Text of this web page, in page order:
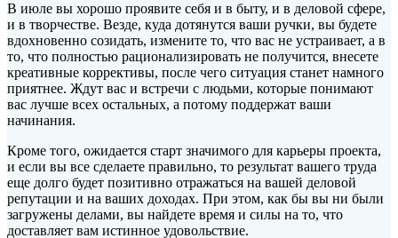
В июле вы хорошо проявите себя и в быту, и в деловой сфере,
и в творчестве. Везде, куда дотянутся ваши ручки, вы будете
вдохновенно созидать, измените то, что вас не устраивает, а в
то, что полностью рационализировать не получится, внесете
креативные коррективы, после чего ситуация станет намного
приятнее. Ждут вас и встречи с людьми, которые понимают
вас лучше всех остальных, а потому поддержат ваши
начинания.
Кроме того, ожидается старт значимого для карьеры проекта,
и если вы все сделаете правильно, то результат вашего труда
еще долго будет позитивно отражаться на вашей деловой
репутации и на ваших доходах. При этом, как бы вы ни были
загружены делами, вы найдете время и силы на то, что
доставляет вам истинное удовольствие.